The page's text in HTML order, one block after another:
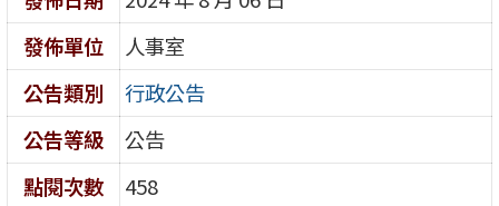
發佈單位
人事室
公告類別
行政公告
公告等級
公告
點閱次數
458